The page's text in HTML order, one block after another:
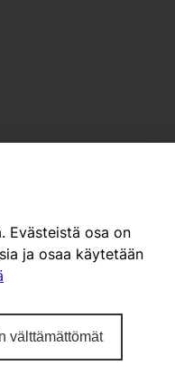
Evästeistä osa on
ja osaa käytetään
välttämättömät